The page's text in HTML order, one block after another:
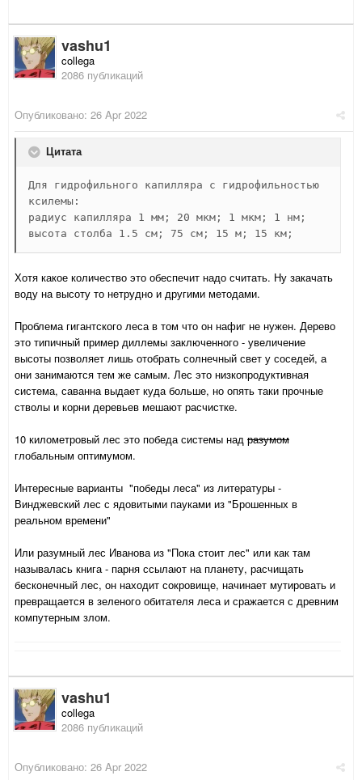
vashu1
collega
2086 публикаций
Опубликовано: 26 Apr 2022
Цитата
Для гидрофильного капилляра с гидрофильностью
ксилемы:
радиус капилляра 1 мм; 20 мкм; 1 мкм; 1 нм;
высота столба 1.5 см; 75 см; 15 м; 15 км;
Хотя какое количество это обеспечит надо считать. Ну закачать
воду на высоту то нетрудно и другими методами.
Проблема гигантского леса в том что он нафиг не нужен. Дерево
это типичный пример диллемы заключенного - увеличение
высоты позволяет лишь отобрать солнечный свет у соседей, а
они занимаются тем же самым. Лес это низкопродуктивная
система, саванна выдает куда больше, но опять таки прочные
стволы и корни деревьев мешают расчистке.
10 километровый лес это победа системы над разумом
глобальным оптимумом.
Интересные варианты "победы леса" из литературы -
Винджевский лес с ядовитыми пауками из "Брошенных в
реальном времени"
Или разумный лес Иванова из "Пока стоит лес" или как там
называлась книга - парня ссылают на планету, расчищать
бесконечный лес, он находит сокровище, начинает мутировать и
превращается в зеленого обитателя леса и сражается с древним
компутерным злом.
vashu1
collega
2086 публикаций
Опубликовано: 26 Apr 2022